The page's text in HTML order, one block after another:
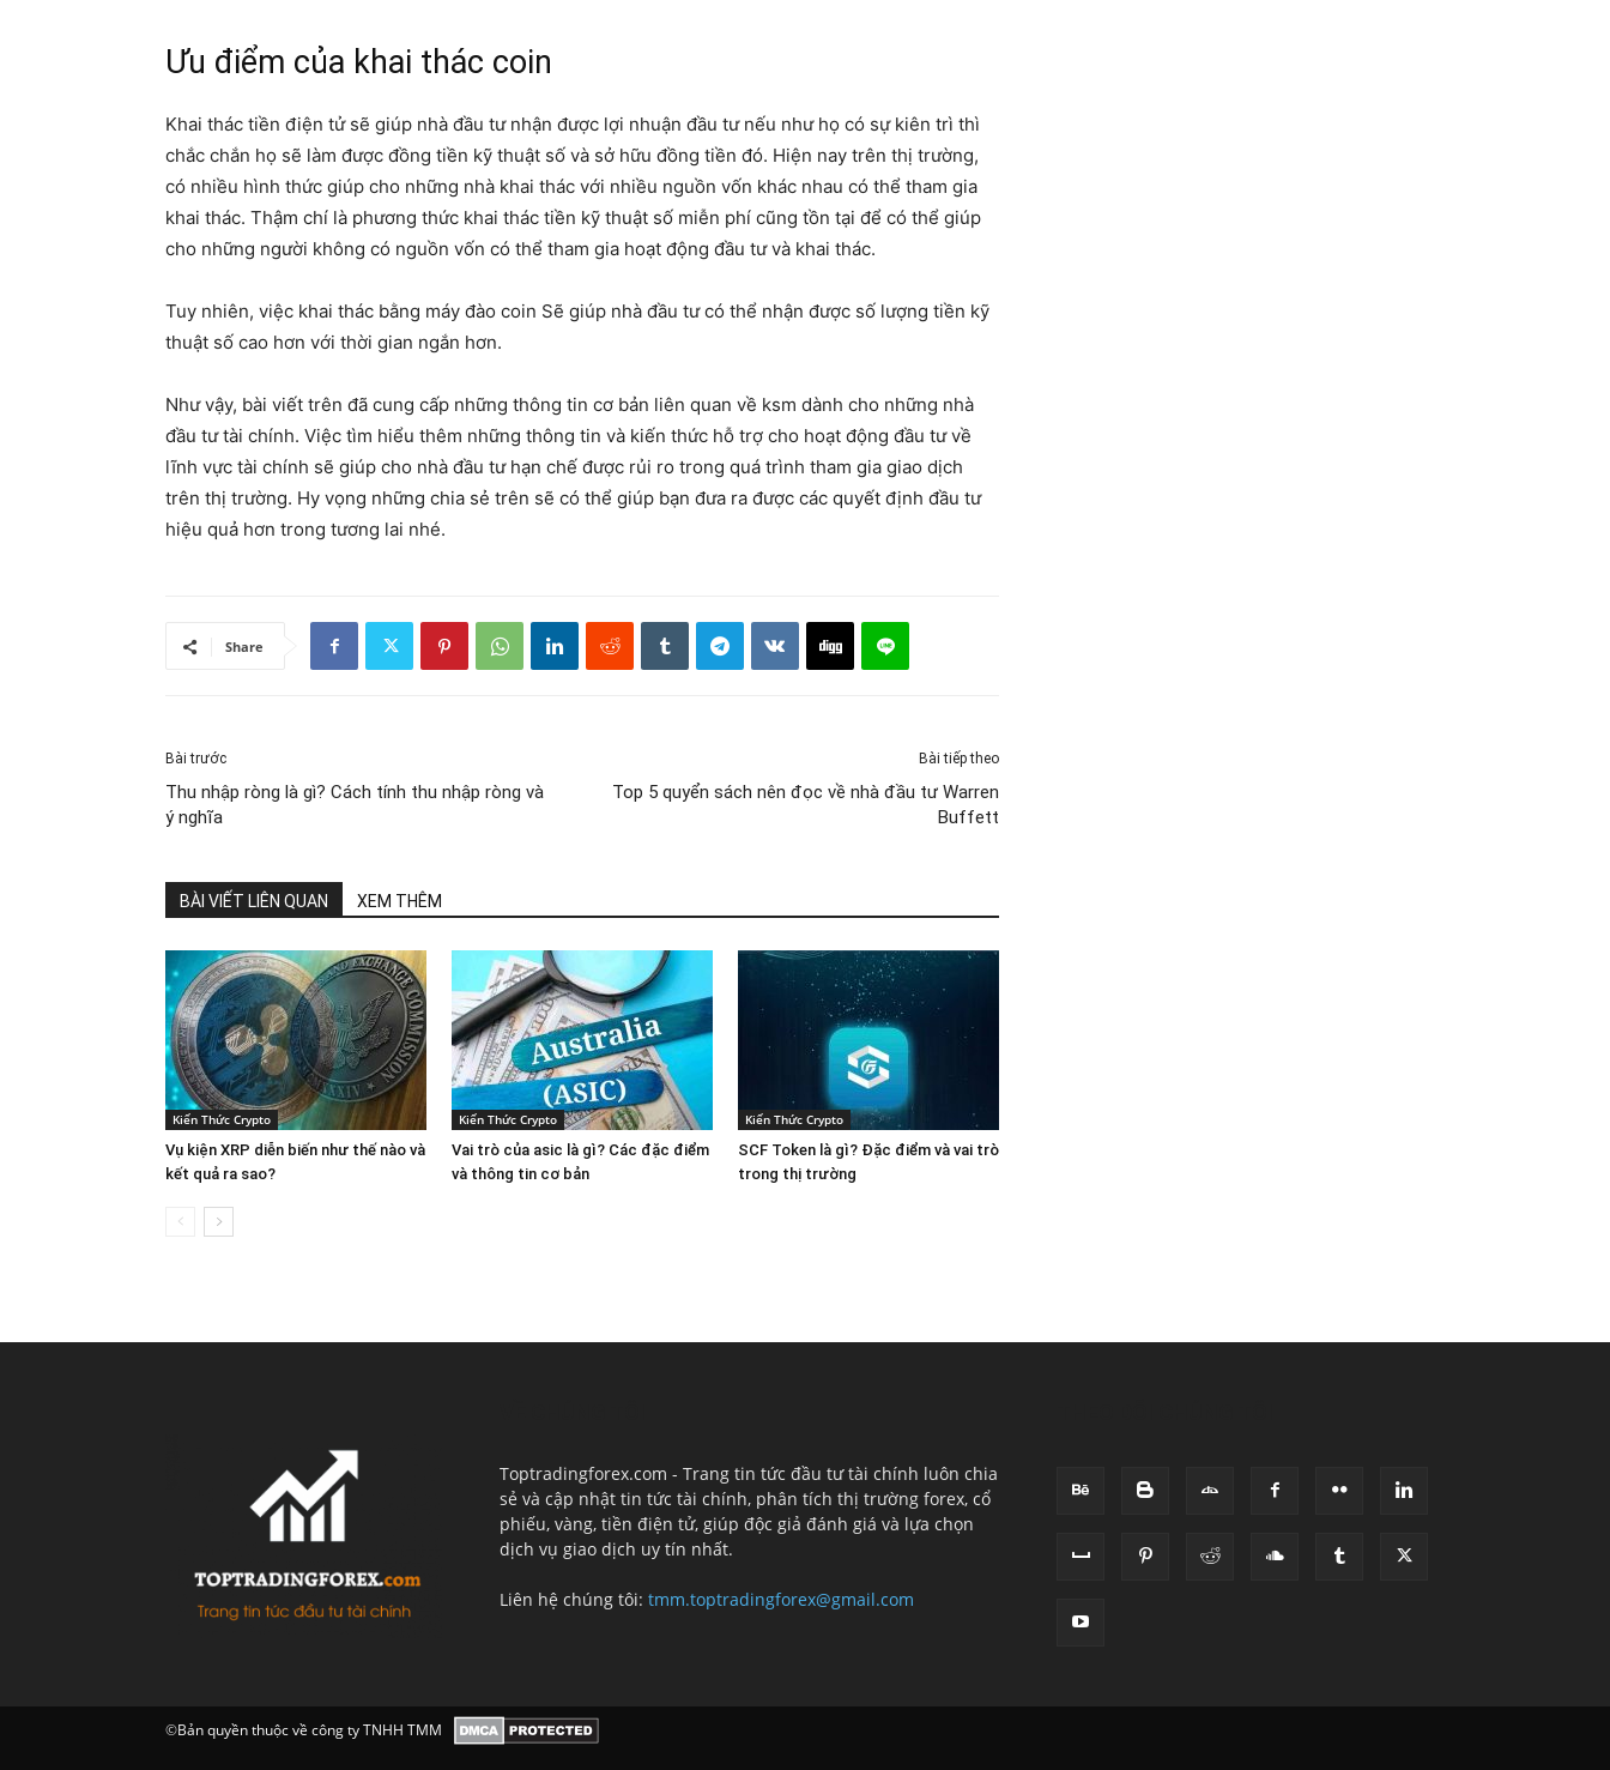
Ưu điểm của khai thác coin
Khai thác tiền điện tử sẽ giúp nhà đầu tư nhận được lợi nhuận đầu tư nếu như họ có sự kiên trì thì
chắc chắn họ sẽ làm được đồng tiền kỹ thuật số và sở hữu đồng tiền đó. Hiện nay trên thị trường,
có nhiều hình thức giúp cho những nhà khai thác với nhiều nguồn vốn khác nhau có thể tham gia
khai thác. Thậm chí là phương thức khai thác tiền kỹ thuật số miễn phí cũng tồn tại để có thể giúp
cho những người không có nguồn vốn có thể tham gia hoạt động đầu tư và khai thác.
Tuy nhiên, việc khai thác bằng máy đào coin Sẽ giúp nhà đầu tư có thể nhận được số lượng tiền kỹ
thuật số cao hơn với thời gian ngắn hơn.
Như vậy, bài viết trên đã cung cấp những thông tin cơ bản liên quan về ksm dành cho những nhà
đầu tư tài chính. Việc tìm hiểu thêm những thông tin và kiến thức hỗ trợ cho hoạt động đầu tư về
lĩnh vực tài chính sẽ giúp cho nhà đầu tư hạn chế được rủi ro trong quá trình tham gia giao dịch
trên thị trường. Hy vọng những chia sẻ trên sẽ có thể giúp bạn đưa ra được các quyết định đầu tư
hiệu quả hơn trong tương lai nhé.
Share
Bài trước
Thu nhập ròng là gì? Cách tính thu nhập ròng và
ý nghĩa
Bài tiếp theo
Top 5 quyển sách nên đọc về nhà đầu tư Warren
Buffett
BÀI VIẾT LIÊN QUAN XEM THÊM
Kiến Thức Crypto
Vụ kiện XRP diễn biến như thế nào và
kết quả ra sao?
Kiến Thức Crypto
Vai trò của asic là gì? Các đặc điểm
và thông tin cơ bản
Kiến Thức Crypto
SCF Token là gì? Đặc điểm và vai trò
trong thị trường
Toptradingforex.com - Trang tin tức đầu tư tài chính luôn chia
sẻ và cập nhật tin tức tài chính, phân tích thị trường forex, cổ
phiếu, vàng, tiền điện tử, giúp độc giả đánh giá và lựa chọn
dịch vụ giao dịch uy tín nhất.
Liên hệ chúng tôi: tmm.toptradingforex@gmail.com
©Bản quyền thuộc về công ty TNHH TMM